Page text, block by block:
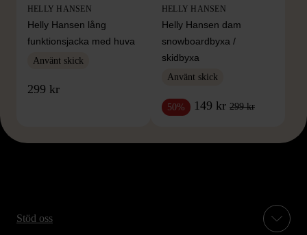
HELLY HANSEN
Helly Hansen lång
funktionsjacka med huva
Använt skick
299 kr
HELLY HANSEN
Helly Hansen dam
snowboardbyxa /
skidbyxa
Använt skick
50% 149 kr 299 kr
Stöd oss